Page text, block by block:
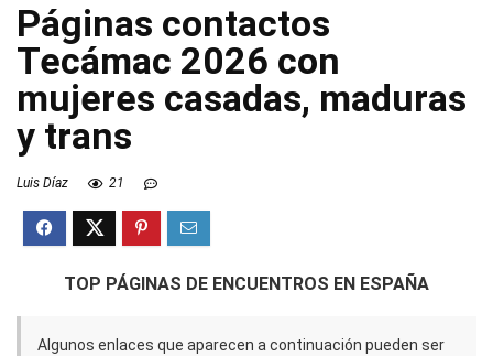
Páginas contactos
Tecámac 2026 con
mujeres casadas, maduras
y trans
Luis Díaz 21
TOP PÁGINAS DE ENCUENTROS EN ESPAÑA
Algunos enlaces que aparecen a continuación pueden ser